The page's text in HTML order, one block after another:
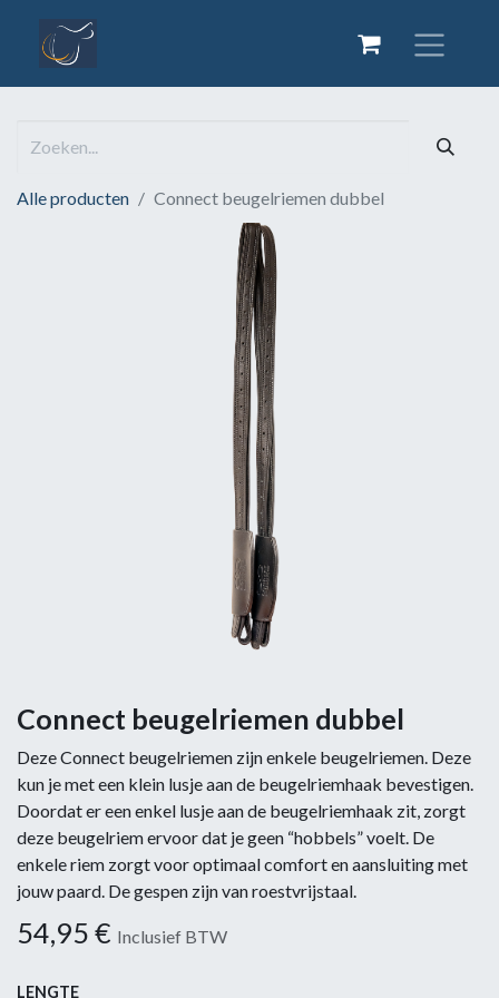
Alle producten Connect beugelriemen dubbel
Connect beugelriemen dubbel
Deze Connect beugelriemen zijn enkele beugelriemen. Deze
kun je met een klein lusje aan de beugelriemhaak bevestigen.
Doordat er een enkel lusje aan de beugelriemhaak zit, zorgt
deze beugelriem ervoor dat je geen “hobbels” voelt. De
enkele riem zorgt voor optimaal comfort en aansluiting met
jouw paard. De gespen zijn van roestvrijstaal.
54,95 € Inclusief BTW
LENGTE